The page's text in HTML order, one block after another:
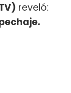
reveló: